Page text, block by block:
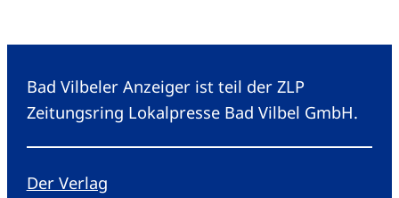
Bad Vilbeler Anzeiger ist teil der ZLP
Zeitungsring Lokalpresse Bad Vilbel GmbH.
Der Verlag